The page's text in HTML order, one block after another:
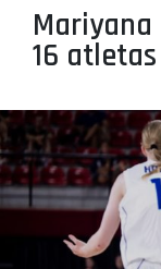
PROJETOS
LIGA
LIGA
16 atletas